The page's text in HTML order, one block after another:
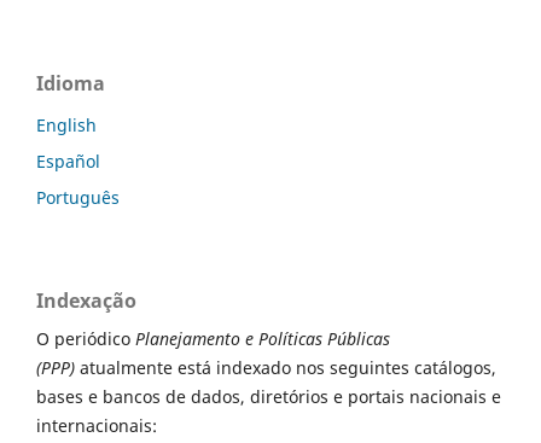
Idioma
English
Español
Português
Indexação
O periódico Planejamento e Políticas Públicas
(PPP) atualmente está indexado nos seguintes catálogos,
bases e bancos de dados, diretórios e portais nacionais e
internacionais: